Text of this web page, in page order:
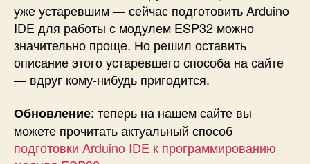
уже устаревшим — сейчас подготовить Arduino
IDE для работы с модулем ESP32 можно
значительно проще. Но решил оставить
описание этого устаревшего способа на сайте
— вдруг кому-нибудь пригодится.
Обновление: теперь на нашем сайте вы
можете прочитать актуальный способ
подготовки Arduino IDE к программированию